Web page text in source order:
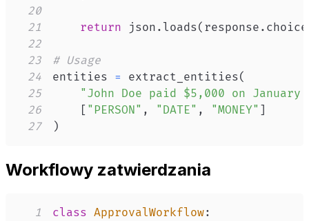
20
21
return json . loads( response .
22
23
# Usage
24
entities = extract_entities(
25
"John Doe paid $5,000 on
26
[ "PERSON" , "DATE" , "MONEY" ]
27
)
Workflowy zatwierdzania
1 class ApprovalWorkflow: